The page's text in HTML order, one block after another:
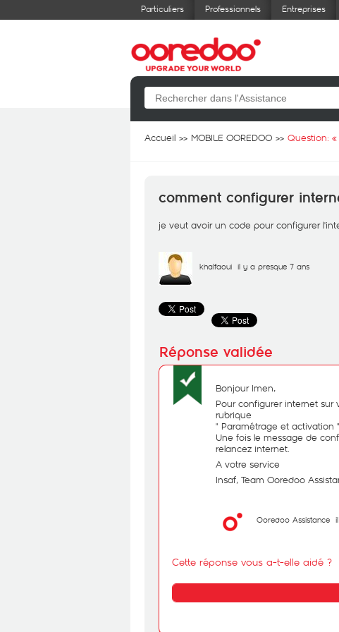
Particuliers Professionnels Entreprises
Accueil MOBILE OOREDOO Question: «
comment configurer
je veut avoir un code pour configurer
khalfaoui il y a presque 7 ans
Bonjour Imen,
Pour configurer internet sur
rubrique
" Paramétrage et activation
Une fois le message de
relancez internet.
A votre service
Insaf, Team Ooredoo
Ooredoo Assistance
Cette réponse vous a-t-elle aidé ?